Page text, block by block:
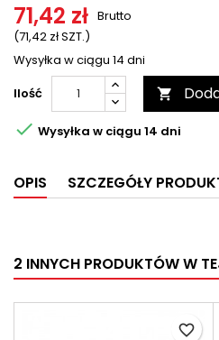
71,42 zł
(71,42 zł SZT.)
Brutto
Wysyłka w ciągu 14 dni
Ilość

 Wysyłka w ciągu 14 dni
OPIS SZCZEGÓŁY
2 INNYCH PRODUKTÓW W
favorite_border